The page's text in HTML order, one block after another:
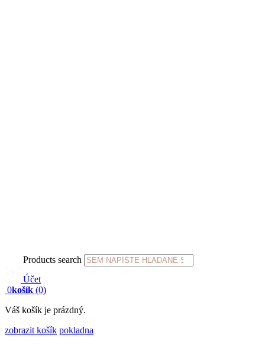
Products search
Účet
0košík (0)
Váš košík je prázdný.
zobrazit košík pokladna